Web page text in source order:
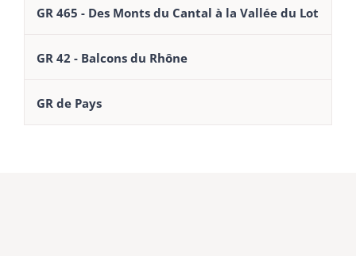
GR 465 - Des Monts du Cantal à la Vallée du Lot
GR 42 - Balcons du Rhône
GR de Pays